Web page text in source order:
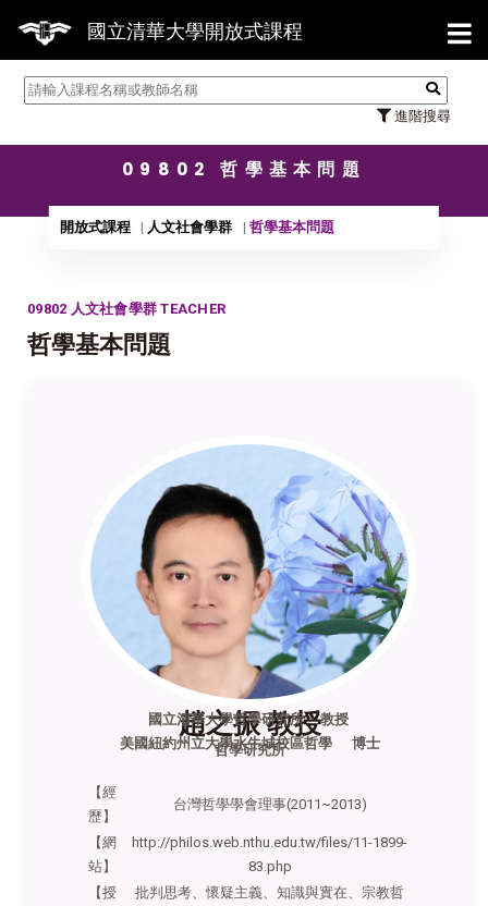
國立清華大學開放式課程
進階搜尋
【7/
09802 哲學基本問題
開放式課程 人文社會學群 哲學基本問題
09802 人文社會學群 TEACHER
哲學基本問題
趙之振 教授
哲學研究所
國立清華大學哲學研究所 教授
美國紐約州立大學水牛城校區哲學 博士
【經
歷】
台灣哲學學會理事(2011~2013)
【網
站】
http://philos.web.nthu.edu.tw/files/11-1899-
83.php
【授
批判思考、懷疑主義、知識與實在、宗教哲